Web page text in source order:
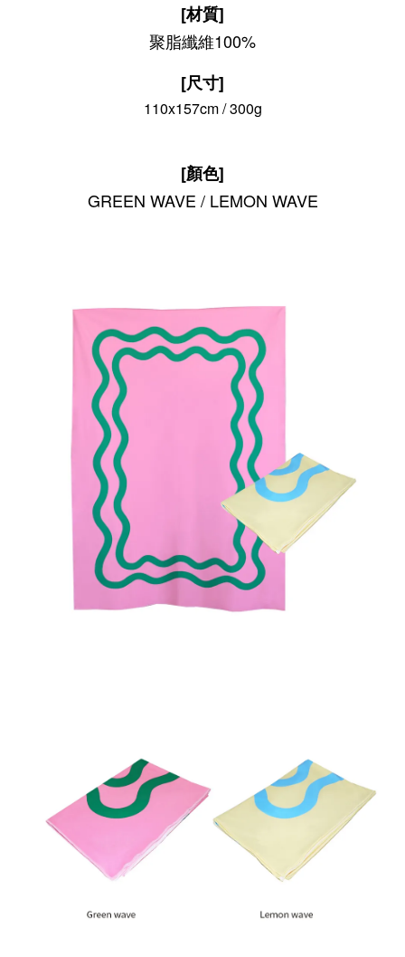
[材質]
聚脂纖維100%
[尺寸]
110x157cm / 300g
[顏色]
GREEN WAVE / LEMON WAVE